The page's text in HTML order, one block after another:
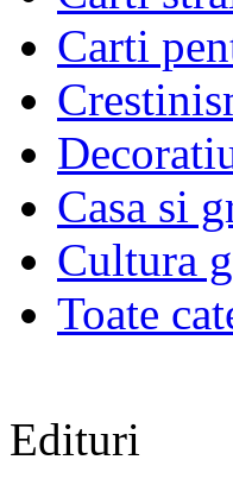
Carti
Casa si
Cultura
Toate
Edituri